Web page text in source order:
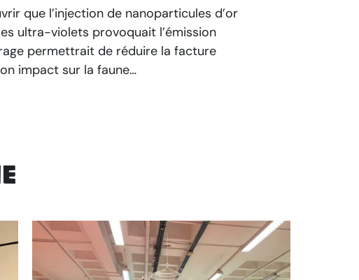
que l’injection de nanoparticules d’or
ultra-violets provoquait l’émission
permettrait de réduire la facture
impact sur la faune…